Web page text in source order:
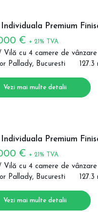
Premium
€ + 21% TVA
Vilă cu 4 camere de vânzare
Pallady, Bucuresti
127.3
Vezi mai multe detalii
Premium
€ + 21% TVA
Vilă cu 4 camere de vânzare
Pallady, Bucuresti
127.3
Vezi mai multe detalii